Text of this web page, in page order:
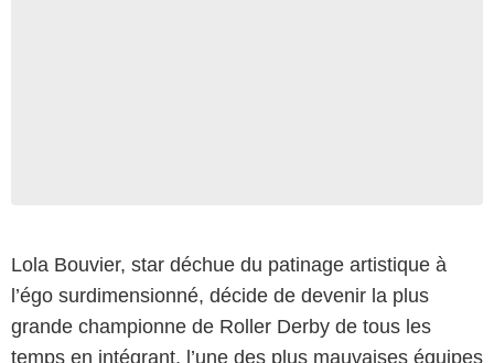
Lola Bouvier, star déchue du patinage artistique à
l’égo surdimensionné, décide de devenir la plus
grande championne de Roller Derby de tous les
temps en intégrant, l’une des plus mauvaises équipes